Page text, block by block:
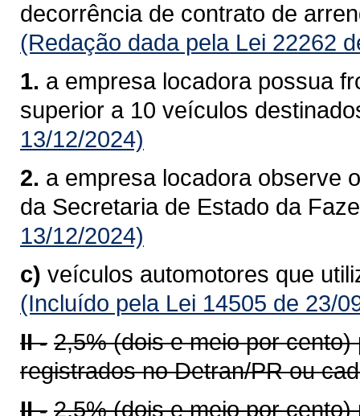
decorrência de contrato de
(Redação dada pela Lei 22262
1. a empresa locadora possua
superior a 10 veículos
13/12/2024)
2. a empresa locadora observe
da Secretaria de Estado da
13/12/2024)
c) veículos automotores que
(Incluído pela Lei 14505 de 23/
II - 2,5% (dois e meio por
registrados no Detran/PR ou
II - 2,5% (dois e meio por